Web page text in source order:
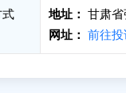
式
地址：
甘肃
网址：
前往投